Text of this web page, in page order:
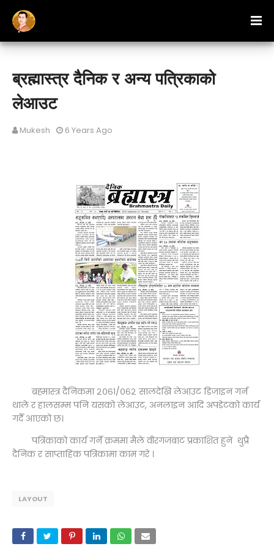
ब्रह्मास्त्र दैनिक र अन्य पत्रिकाको
लेआउट
Mukesh 6 Years Ago
ब्रह्मास्त्र दैनिकमा २०६१/०६२ सालदेखि लेआउट डिजाइन गर्न
थाले र हालसम्म पनि यसको लेआउट, अनलाइन आदि अपडेटको कार्य
गर्दै आएको छ।
पत्रिकाको कार्य गर्ने क्रममा मैले वीरगंजबाट प्रकाशित हुने थुप्रै
दैनिक र साप्ताहिक पत्रिकामा काम गरे ।
LAYOUT